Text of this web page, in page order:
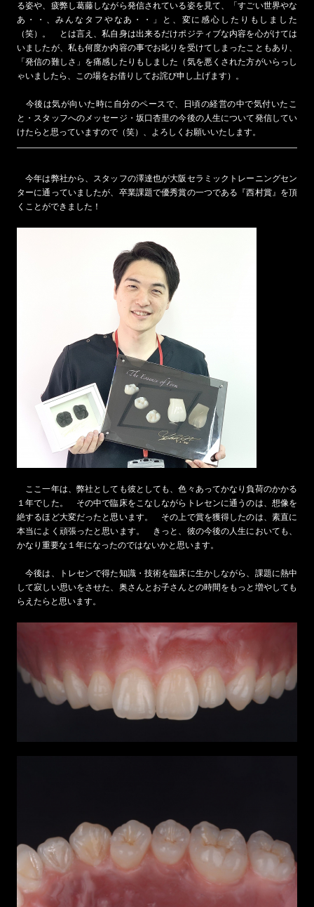
る姿や、疲弊し葛藤しながら発信されている姿を見て、「すごい世界やな
あ・・、みんなタフやなあ・・」と、変に感心したりもしました
（笑）。 とは言え、私自身は出来るだけポジティブな内容を心がけては
いましたが、私も何度か内容の事でお叱りを受けてしまったこともあり、
「発信の難しさ」を痛感したりもしました（気を悪くされた方がいらっし
ゃいましたら、この場をお借りしてお詫び申し上げます）。
今後は気が向いた時に自分のペースで、日頃の経営の中で気付いたこ
と・スタッフへのメッセージ・坂口杏里の今後の人生について発信してい
けたらと思っていますので（笑）、よろしくお願いいたします。
今年は弊社から、スタッフの澤達也が大阪セラミックトレーニングセン
ターに通っていましたが、卒業課題で優秀賞の一つである『西村賞』を頂
くことができました！
ここ一年は、弊社としても彼としても、色々あってかなり負荷のかかる
１年でした。 その中で臨床をこなしながらトレセンに通うのは、想像を
絶するほど大変だったと思います。 その上で賞を獲得したのは、素直に
本当によく頑張ったと思います。 きっと、彼の今後の人生においても、
かなり重要な１年になったのではないかと思います。
今後は、トレセンで得た知識・技術を臨床に生かしながら、課題に熱中
して寂しい思いをさせた、奥さんとお子さんとの時間をもっと増やしても
らえたらと思います。